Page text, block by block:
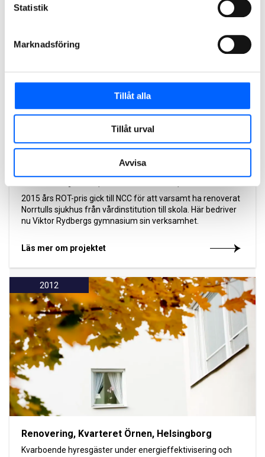
Statistik
Marknadsföring
Tillåt alla
Tillåt urval
Avvisa
2015 års ROT-pris gick till NCC för att varsamt ha renoverat
Norrtulls sjukhus från vårdinstitution till skola. Här bedriver
nu Viktor Rydbergs gymnasium sin verksamhet.
Läs mer om projektet
2012
Renovering, Kvarteret Örnen, Helsingborg
Kvarboende hyresgäster under energieffektivisering och